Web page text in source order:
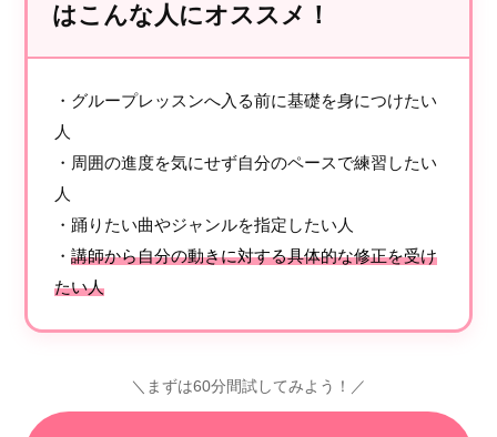
はこんな人にオススメ！
・グループレッスンへ入る前に基礎を身につけたい
人
・周囲の進度を気にせず自分のペースで練習したい
人
・踊りたい曲やジャンルを指定したい人
・講師から自分の動きに対する具体的な修正を受け
たい人
＼まずは60分間試してみよう！／